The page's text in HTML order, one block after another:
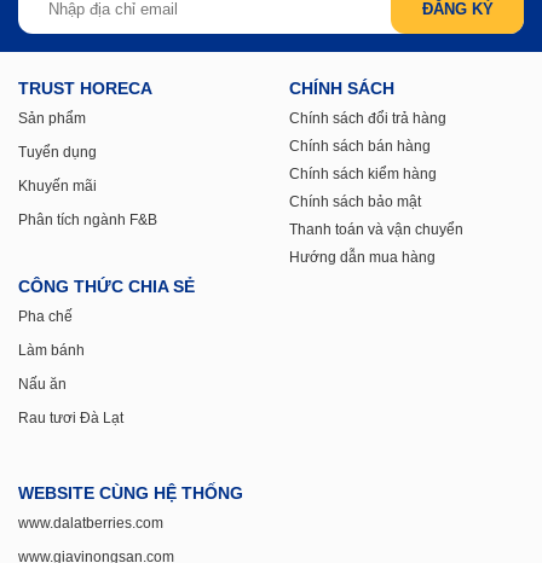
TRUST HORECA
Sản phẩm
Tuyển dụng
Khuyến mãi
Phân tích ngành F&B
CHÍNH SÁCH
Chính sách đổi trả hàng
Chính sách bán hàng
Chính sách kiểm hàng
Chính sách bảo mật
Thanh toán và vận chuyển
Hướng dẫn mua hàng
CÔNG THỨC CHIA SẺ
Pha chế
Làm bánh
Nấu ăn
Rau tươi Đà Lạt
WEBSITE CÙNG HỆ THỐNG
www.dalatberries.com
www.giavinongsan.com